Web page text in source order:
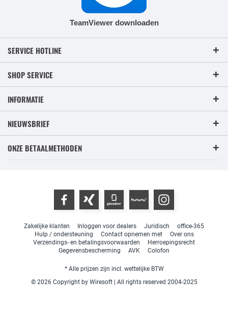
TeamViewer downloaden
SERVICE HOTLINE
SHOP SERVICE
INFORMATIE
NIEUWSBRIEF
ONZE BETAALMETHODEN
Zakelijke klanten Inloggen voor dealers Juridisch
office-365
Hulp / ondersteuning
Contact opnemen met
Over ons
Verzendings- en betalingsvoorwaarden
Herroepingsrecht
Gegevensbescherming
AVK Colofon
* Alle prijzen zijn incl. wettelijke BTW
© 2026 Copyright by Wiresoft | All rights reserved 2004-2025